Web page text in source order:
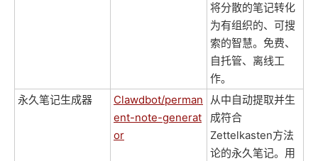
将分散的笔记转化
为有组织的、可搜
索的智慧。免费、
自托管、离线工
作。
永久笔记生成器
Clawdbot/perman
ent-note-generat
or
从中自动提取并生
成符合
Zettelkasten方法
论的永久笔记。用